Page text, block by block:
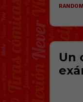
RANDOM
Un